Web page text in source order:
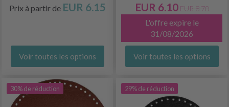
Prix à partir de EUR 6.15
Voir toutes les options
EUR 6.10 EUR 8.70
L'offre expire le
31/08/2026
Voir toutes les options
30% de réduction 29% de réduction